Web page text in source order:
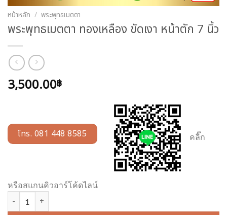
หน้าหลัก / พระพุทธเมตตา
พระพุทธเมตตา ทองเหลือง ขัดเงา หน้าตัก 7 นิ้ว
3,500.00฿
โทร. 081 448 8585 คลิ๊ก
หรือสแกนคิวอาร์โค้ดไลน์